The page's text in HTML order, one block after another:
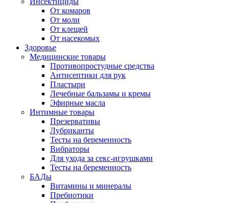
От комаров
От моли
От клещей
От насекомых
Здоровье
Медицинские товары
Противопростудные средства
Антисептики для рук
Пластыри
Лечебные бальзамы и кремы
Эфирные масла
Интимные товары
Презервативы
Лубриканты
Тесты на беременность
Вибраторы
Для ухода за секс-игрушками
Тесты на беременность
БАДы
Витамины и минералы
Пребиотики